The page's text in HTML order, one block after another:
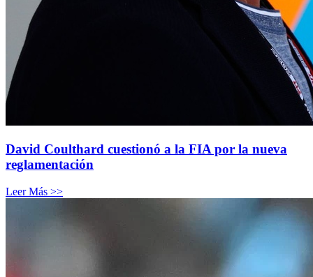
David Coulthard cuestionó a la FIA por la nueva
reglamentación
Leer Más >>